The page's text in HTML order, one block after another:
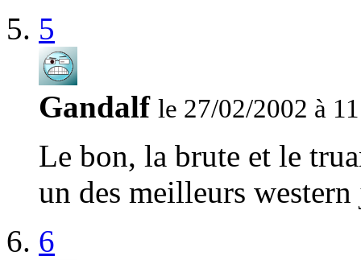
5
Gandalf le 27/02/2002 à
Le bon, la brute et le
un des meilleurs
6